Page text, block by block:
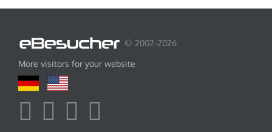
© 2002-2026
More visitors for your website